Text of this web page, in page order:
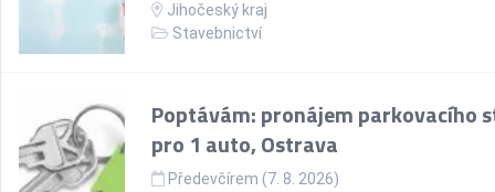
Jihočeský kraj
Stavebnictví
Poptávám: pronájem parkovacího
pro 1 auto, Ostrava
Předevčírem (7. 8. 2026)